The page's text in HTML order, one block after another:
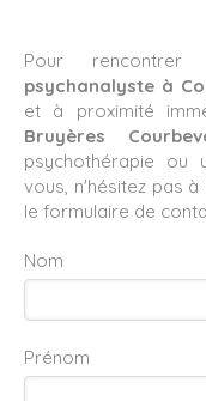
Pour
psychanalyste à
et à proximité
Bruyères
psychothérapie ou
vous, n'hésitez pas à
le formulaire de
Nom
Prénom